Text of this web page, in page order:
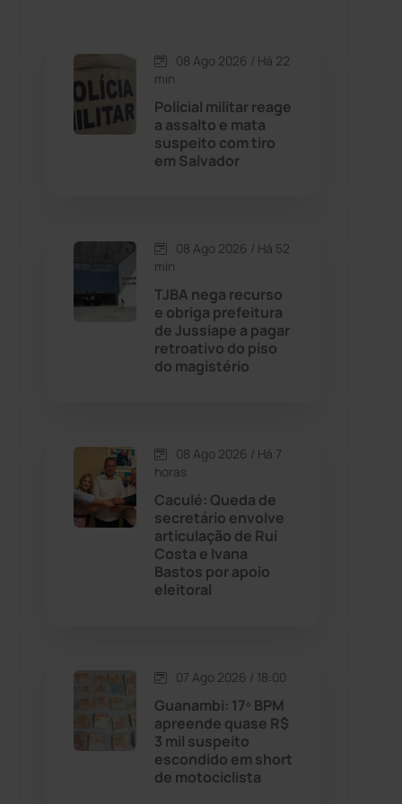
Caetité (1504)
Candiba (157)
Cândido Sales
Carinhanha (300)
Caturama
Chapada Diamantina (430)
Contendas do Sincorá
Cordeiros
Érico Cardoso
Esportes
08 Ago 2026 / Há 22
min
Policial militar reage
a assalto e mata
suspeito com tiro
em Salvador
08 Ago 2026 / Há 52
min
TJBA nega recurso
e obriga prefeitura
de Jussiape a pagar
retroativo do piso
do magistério
08 Ago 2026 / Há 7
horas
Caculé: Queda de
secretário envolve
articulação de Rui
Costa e Ivana
Bastos por apoio
eleitoral
07 Ago 2026 / 18:00
Guanambi: 17º BPM
apreende quase R$
3 mil suspeito
escondido em short
de motociclista